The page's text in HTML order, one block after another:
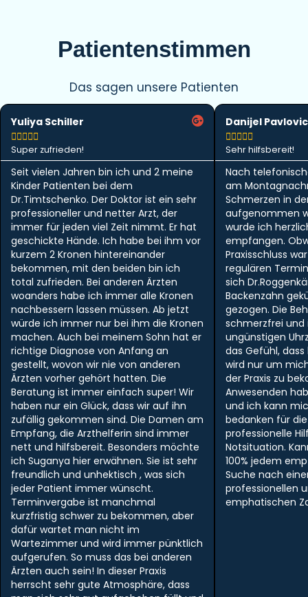
Patientenstimmen
Das sagen unsere Patienten
Yuliya Schiller

Super zufrieden!
Seit vielen Jahren bin ich und 2 meine
Kinder Patienten bei dem
Dr.Timtschenko. Der Doktor ist ein sehr
professioneller und netter Arzt, der
immer für jeden viel Zeit nimmt. Er hat
geschickte Hände. Ich habe bei ihm vor
kurzem 2 Kronen hintereinander
bekommen, mit den beiden bin ich
total zufrieden. Bei anderen Ärzten
woanders habe ich immer alle Kronen
nachbessern lassen müssen. Ab jetzt
würde ich immer nur bei ihm die Kronen
machen. Auch bei meinem Sohn hat er
richtige Diagnose von Anfang an
gestellt, wovon wir nie von anderen
Ärzten vorher gehört hatten. Die
Beratung ist immer einfach super! Wir
haben nur ein Glück, dass wir auf ihn
zufällig gekommen sind. Die Damen am
Empfang, die Arzthelferin sind immer
nett und hilfsbereit. Besonders möchte
ich Suganya hier erwähnen. Sie ist sehr
freundlich und unhektisch , was sich
jeder Patient immer wünscht.
Terminvergabe ist manchmal
kurzfristig schwer zu bekommen, aber
dafür wartet man nicht im
Wartezimmer und wird immer pünktlich
aufgerufen. So muss das bei anderen
Ärzten auch sein! In dieser Praxis
herrscht sehr gute Atmosphäre, dass
Danijel Pavlovic

Sehr hilfsbereit!
Nach
am
Schmerzen in
aufgenommen
wurde ich
empfangen.
Praxisschluss
regulären
sich
Backenzahn
gezogen. Die
schmerzfrei
ungünstigen
das Gefühl,
wird nur um
der Praxis zu
Anwesenden
und ich kann
bedanken für
professionelle
Notsituation.
100% jedem
Suche nach
professionellen
emphatischen